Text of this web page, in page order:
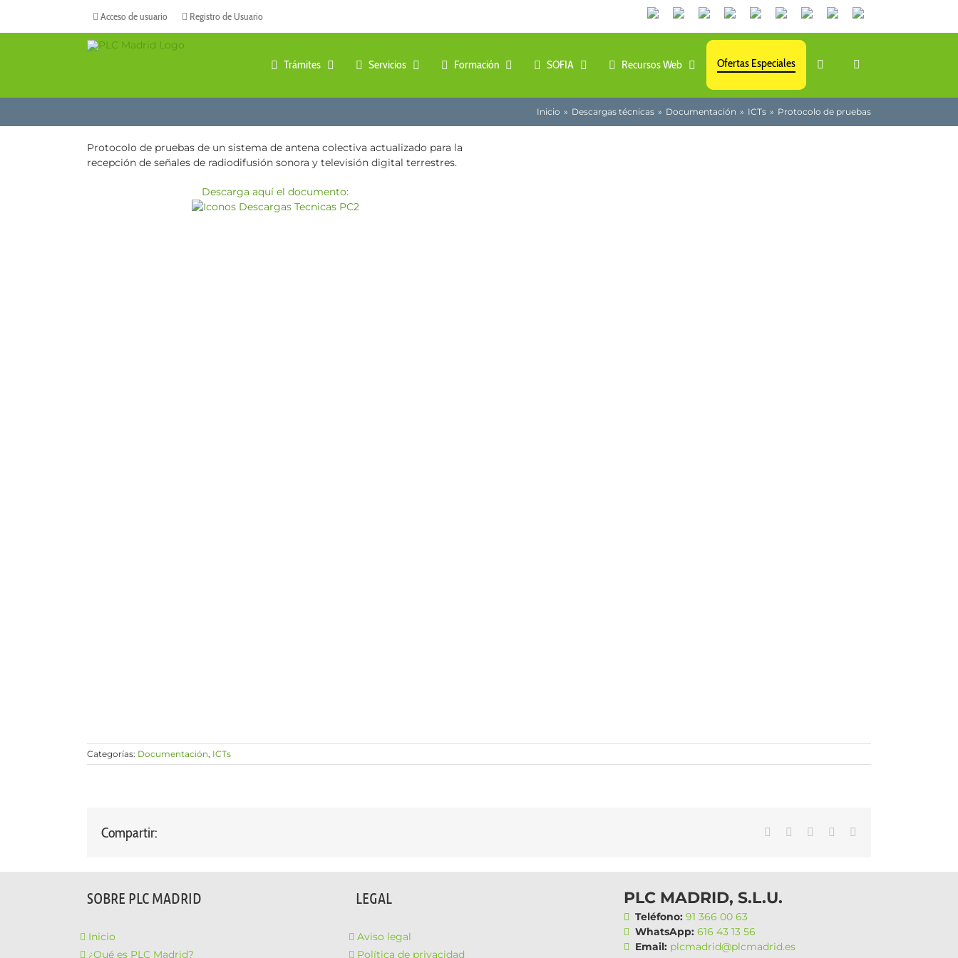
contenido
Acceso de usuario Registro de Usuario
Canales
de
LinkedinYoutubeTiktokFacebookInstagram
X TwitchContacto
Trámites Servicios Formación SOFIA Recursos Web Ofertas Especiales
Inicio Descargas técnicas Documentación ICTs Protocolo de pruebas
Protocolo de pruebas de un sistema de antena colectiva actualizado para la
recepción de señales de radiodifusión sonora y televisión digital terrestres.
Descarga aquí el documento:
Categorías: Documentación, ICTs
Compartir: WhatsAppLinkedInFacebook
SOBRE PLC MADRID
Inicio
¿Qué es PLC Madrid?
LEGAL
Aviso legal
Política de privacidad
PLC MADRID, S.L.U.
Teléfono:91 366 00 63
WhatsApp:616 43 13 56
Email: plcmadrid@plcmadrid.es